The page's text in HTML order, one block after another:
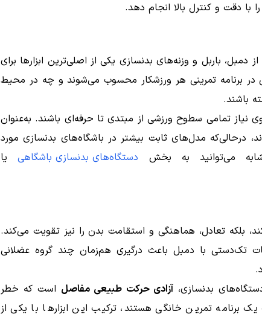
با دقت و کنترل بالا انجام دهد.
باربل و وزنه‌های بدنسازی یکی از اصلی‌ترین ابزارها برای
در برنامه تمرینی هر ورزشکار محسوب می‌شوند و چه در محیط
باشند.
نیاز تمامی سطوح ورزشی از مبتدی تا حرفه‌ای باشند. به‌عنوان
درحالی‌که مدل‌های ثابت بیشتر در باشگاه‌های بدنسازی مورد
می‌توانید به بخش دستگاه‌های بدنسازی باشگاهییا
بلکه تعادل، هماهنگی و استقامت بدن را نیز تقویت می‌کند.
تک‌دستی با دمبل باعث درگیری هم‌زمان چند گروه عضلانی
بدنسازی،آزادی حرکت طبیعی مفاصل است که خطر
تمرین خانگی هستند، ترکیب این ابزارها با یکی از